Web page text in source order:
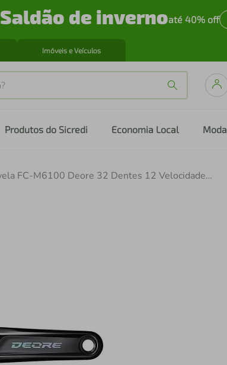
Saldão de invernoaté 40% off
Imóveis e Veículos
Produtos do Sicredi Economia Local Moda
Pedivela FC-M6100 Deore 32 Dentes 12 Velocidades 175mm sem Movimento Central